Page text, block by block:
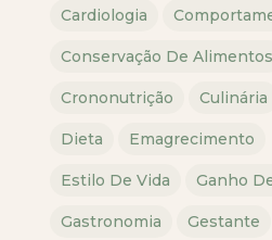
Cardiologia
Conservação De Alimentos
Crononutrição Culinária
Dieta Emagrecimento
Estilo De Vida Ganho
Gastronomia Gestante